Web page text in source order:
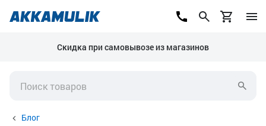
Скидка при самовывозе из магазинов
Блог